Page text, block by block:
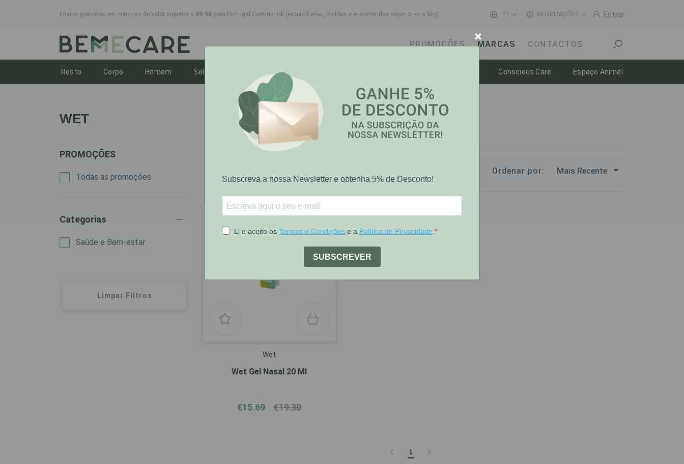
Envios gratuitos em compras de valor superior a 49.9€ para Portugal Continental (exceto Leites, Fraldas e encomendas superiores a 5kg). PT INFORMAÇÕES Entrar
PROMOÇÕES MARCAS CONTACTOS
Rosto Toggle dropdown
Corpo Toggle dropdown
Homem Toggle dropdown
Solares Toggle dropdownToggle dropdown
Higiene Oral Toggle dropdown
Conscious Care Toggle dropdown
Espaço Animal Toggle
WET
PROMOÇÕES
Todas as promoções
Categorias
Saúde e Bem-estar
Limpar Filtros
Ordenar por: Mais Recente
18%
sobre P.V.P.R
Wet
Wet Gel Nasal 20 Ml
€15.69 €19.30
1
×